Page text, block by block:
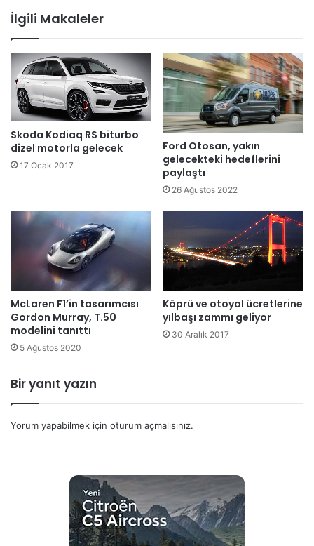
İlgili Makaleler
Skoda Kodiaq RS biturbo
dizel motorla gelecek
17 Ocak 2017
Ford Otosan, yakın
gelecekteki hedeflerini
paylaştı
26 Ağustos 2022
McLaren F1’in tasarımcısı
Gordon Murray, T.50
modelini tanıttı
5 Ağustos 2020
Köprü ve otoyol ücretlerine
yılbaşı zammı geliyor
30 Aralık 2017
Bir yanıt yazın
Yorum yapabilmek için oturum açmalısınız.